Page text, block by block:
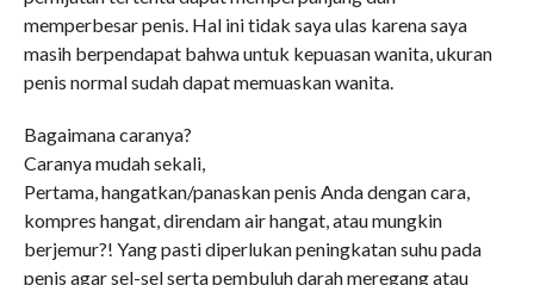
memperbesar penis. Hal ini tidak saya ulas karena saya
masih berpendapat bahwa untuk kepuasan wanita, ukuran
penis normal sudah dapat memuaskan wanita.
Bagaimana caranya?
Caranya mudah sekali,
Pertama, hangatkan/panaskan penis Anda dengan cara,
kompres hangat, direndam air hangat, atau mungkin
berjemur?! Yang pasti diperlukan peningkatan suhu pada
penis agar sel-sel serta pembuluh darah meregang atau